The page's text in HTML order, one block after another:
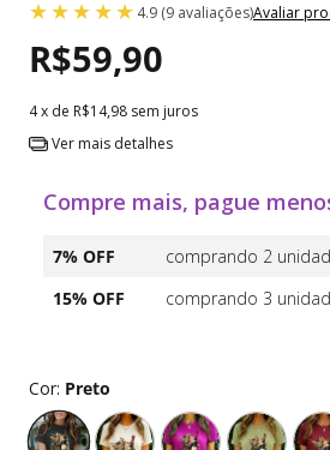
4.9 (9 avaliações)Avaliar
R$59,90
4x de R$14,98 sem juros
Ver mais detalhes
Compre mais, pague
7% OFF
comprando 2
15% OFF
comprando 3
Cor: Preto